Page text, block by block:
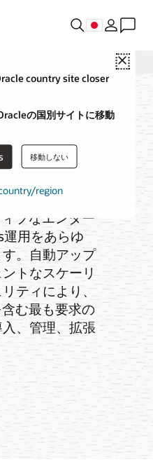
Close
country site closer
の国別サイトに移動
移動しない
region
ブなエンター
用をあらゆ
。自動アップ
トなスケーリ
ティにより、
む最も要求の
、管理、拡張